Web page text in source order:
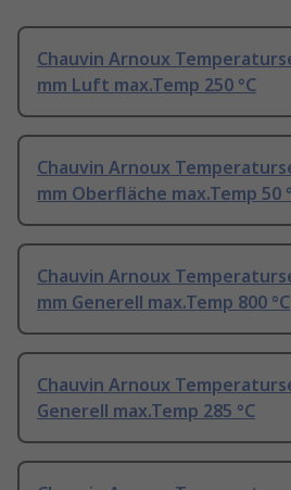
Chauvin Arnoux
mm Luft max.Temp 250 °C
Chauvin Arnoux
mm Oberfläche max.Temp 50
Chauvin Arnoux
mm Generell max.Temp 800 °C
Chauvin Arnoux
Generell max.Temp 285 °C